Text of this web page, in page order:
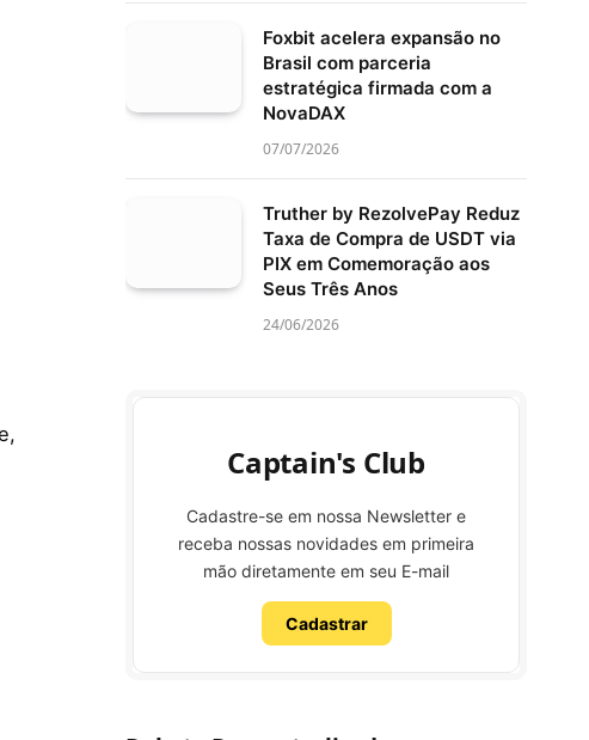
Foxbit acelera expansão no
Brasil com parceria
estratégica firmada com a
NovaDAX
07/07/2026
Truther by RezolvePay Reduz
Taxa de Compra de USDT via
PIX em Comemoração aos
Seus Três Anos
24/06/2026
Captain's Club
Cadastre-se em nossa Newsletter e
receba nossas novidades em primeira
mão diretamente em seu E-mail
Cadastrar